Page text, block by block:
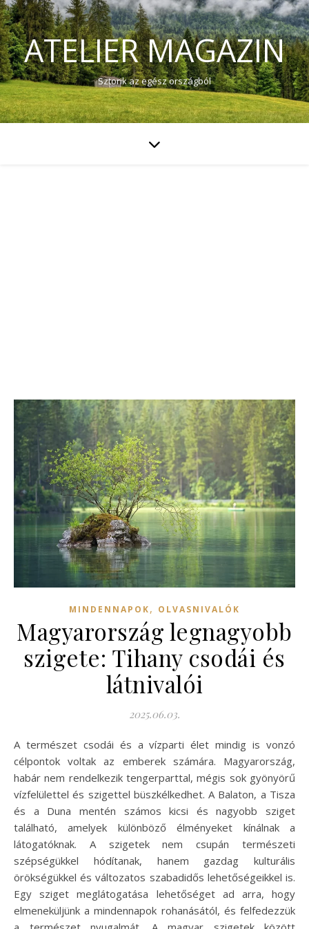
ATELIER MAGAZIN
Sztorik az egész országból
MINDENNAPOK, OLVASNIVALÓK
Magyarország legnagyobb
szigete: Tihany csodái és
látnivalói
2025.06.03.
A természet csodái és a vízparti élet mindig is vonzó
célpontok voltak az emberek számára. Magyarország,
habár nem rendelkezik tengerparttal, mégis sok gyönyörű
vízfelülettel és szigettel büszkélkedhet. A Balaton, a Tisza
és a Duna mentén számos kicsi és nagyobb sziget
található, amelyek különböző élményeket kínálnak a
látogatóknak. A szigetek nem csupán természeti
szépségükkel hódítanak, hanem gazdag kulturális
örökségükkel és változatos szabadidős lehetőségeikkel is.
Egy sziget meglátogatása lehetőséget ad arra, hogy
elmeneküljünk a mindennapok rohanásától, és felfedezzük